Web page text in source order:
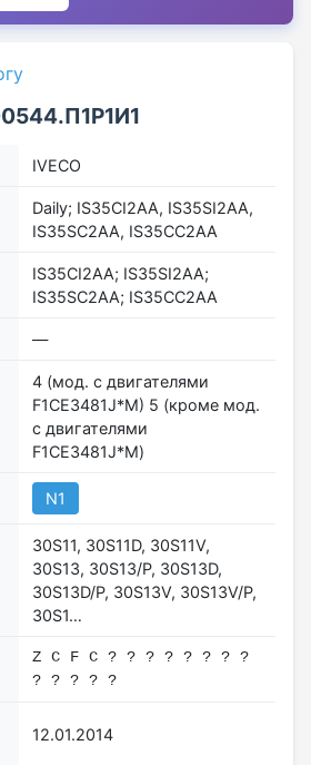
IVECO
Daily; IS35CI2AA, IS35SI2AA,
IS35SC2AA, IS35CC2AA
IS35CI2AA; IS35SI2AA;
IS35SC2AA; IS35CC2AA
―
4 (мод. с двигателями
F1CE3481J*M) 5 (кроме мод.
с двигателями
F1CE3481J*M)
N1
30S11, 30S11D, 30S11V,
30S13, 30S13/P, 30S13D,
30S13D/P, 30S13V, 30S13V/P,
30S1…
Z C F C ? ? ? ? ? ? ? ?
? ? ? ? ?
12.01.2014